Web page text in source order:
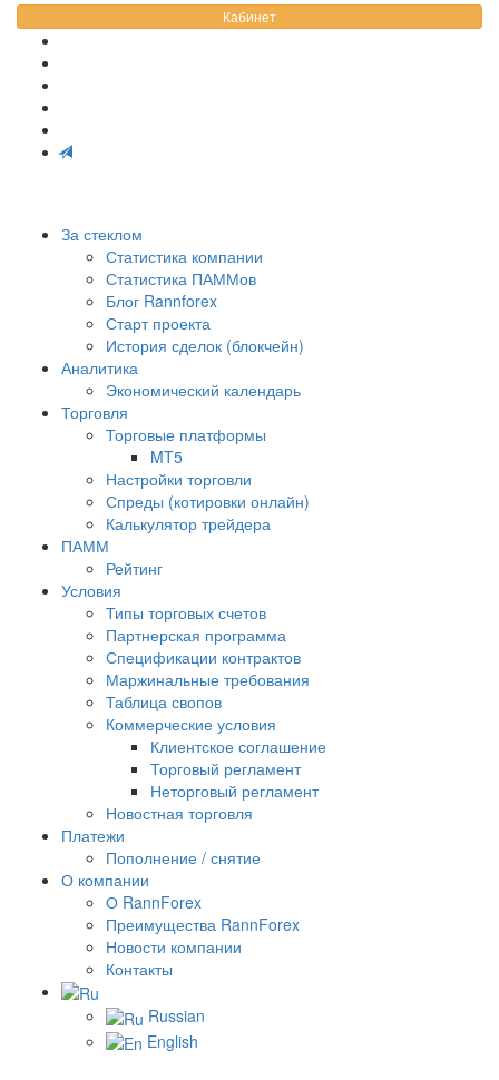
Кабинет
За стеклом
Статистика компании
Статистика ПАММов
Блог Rannforex
Старт проекта
История сделок (блокчейн)
Аналитика
Экономический календарь
Торговля
Торговые платформы
MT5
Настройки торговли
Спреды (котировки онлайн)
Калькулятор трейдера
ПАММ
Рейтинг
Условия
Типы торговых счетов
Партнерская программа
Спецификации контрактов
Маржинальные требования
Таблица свопов
Коммерческие условия
Клиентское соглашение
Торговый регламент
Неторговый регламент
Новостная торговля
Платежи
Пополнение / снятие
О компании
О RannForex
Преимущества RannForex
Новости компании
Контакты
Russian
English